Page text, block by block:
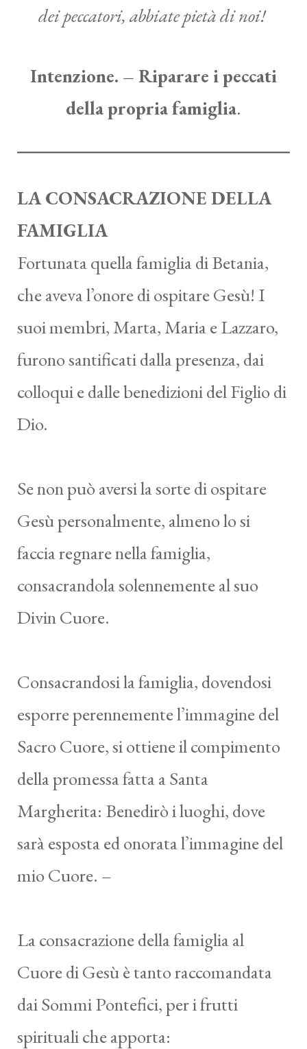
dei peccatori, abbiate pietà di noi!
Intenzione. – Riparare i peccati
della propria famiglia.
LA CONSACRAZIONE DELLA
FAMIGLIA
Fortunata quella famiglia di Betania,
che aveva l’onore di ospitare Gesù! I
suoi membri, Marta, Maria e Lazzaro,
furono santificati dalla presenza, dai
colloqui e dalle benedizioni del Figlio di
Dio.
Se non può aversi la sorte di ospitare
Gesù personalmente, almeno lo si
faccia regnare nella famiglia,
consacrandola solennemente al suo
Divin Cuore.
Consacrandosi la famiglia, dovendosi
esporre perennemente l’immagine del
Sacro Cuore, si ottiene il compimento
della promessa fatta a Santa
Margherita: Benedirò i luoghi, dove
sarà esposta ed onorata l’immagine del
mio Cuore. –
La consacrazione della famiglia al
Cuore di Gesù è tanto raccomandata
dai Sommi Pontefici, per i frutti
spirituali che apporta: